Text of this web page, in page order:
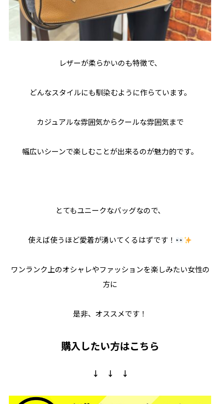
レザーが柔らかいのも特徴で、
どんなスタイルにも馴染むように作らています。
カジュアルな雰囲気からクールな雰囲気まで
幅広いシーンで楽しむことが出来るのが魅力的です。
とてもユニークなバッグなので、
使えば使うほど愛着が湧いてくるはずです！
ワンランク上のオシャレやファッションを楽しみたい女性の
方に
是非、オススメです！
購入したい方はこちら
↓ ↓ ↓